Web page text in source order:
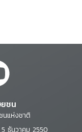
ชน
นแห่งชาติ
ธันวาคม 2550